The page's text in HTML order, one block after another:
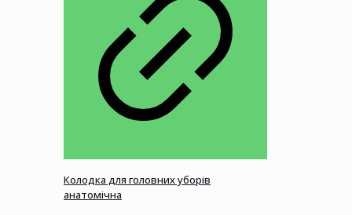
Колодка для головних уборів
анатомічна